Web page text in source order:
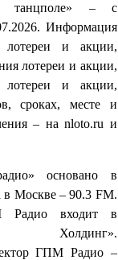
танцполе» – с
Информация
лотереи и акции,
лотереи и акции,
лотереи и акции,
сроках, месте и
– на nloto.ru и
основано в
в Москве – 90.3 FM.
Радио входит в
Холдинг».
ГПМ Радио –